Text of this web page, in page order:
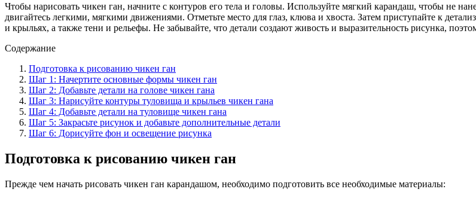
Чтобы нарисовать чикен ган, начните с контуров его тела и головы. Используйте мягкий карандаш, чтобы не
двигайтесь легкими, мягкими движениями. Отметьте место для глаз, клюва и хвоста. Затем приступайте к
и крыльях, а также тени и рельефы. Не забывайте, что детали создают живость и выразительность рисунка,
Содержание
Подготовка к рисованию чикен ган
Шаг 1: Начертите основные формы чикен ган
Шаг 2: Добавьте детали на голове чикен гана
Шаг 3: Нарисуйте контуры туловища и крыльев чикен гана
Шаг 4: Добавьте детали на туловище чикен гана
Шаг 5: Закрасьте рисунок и добавьте дополнительные детали
Шаг 6: Дорисуйте фон и освещение рисунка
Подготовка к рисованию чикен ган
Прежде чем начать рисовать чикен ган карандашом, необходимо подготовить все необходимые материалы: